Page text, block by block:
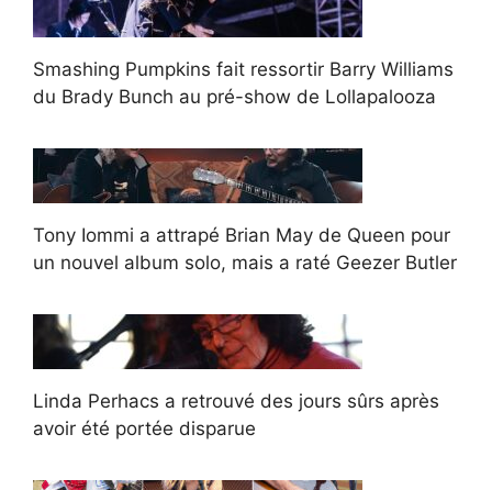
Smashing Pumpkins fait ressortir Barry Williams
du Brady Bunch au pré-show de Lollapalooza
Tony Iommi a attrapé Brian May de Queen pour
un nouvel album solo, mais a raté Geezer Butler
Linda Perhacs a retrouvé des jours sûrs après
avoir été portée disparue